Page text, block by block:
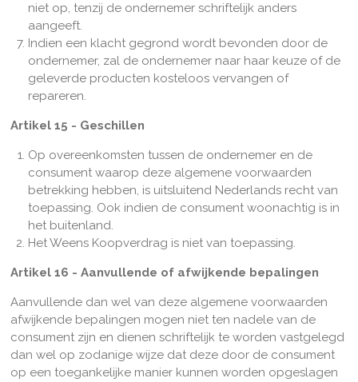
niet op, tenzij de ondernemer schriftelijk anders
aangeeft.
Indien een klacht gegrond wordt bevonden door de
ondernemer, zal de ondernemer naar haar keuze of de
geleverde producten kosteloos vervangen of
repareren.
Artikel 15 - Geschillen
Op overeenkomsten tussen de ondernemer en de
consument waarop deze algemene voorwaarden
betrekking hebben, is uitsluitend Nederlands recht van
toepassing. Ook indien de consument woonachtig is in
het buitenland.
Het Weens Koopverdrag is niet van toepassing.
Artikel 16 - Aanvullende of afwijkende bepalingen
Aanvullende dan wel van deze algemene voorwaarden
afwijkende bepalingen mogen niet ten nadele van de
consument zijn en dienen schriftelijk te worden vastgelegd
dan wel op zodanige wijze dat deze door de consument
op een toegankelijke manier kunnen worden opgeslagen